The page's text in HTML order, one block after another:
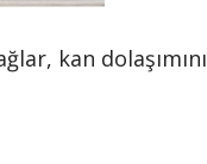
kan dolaşımını